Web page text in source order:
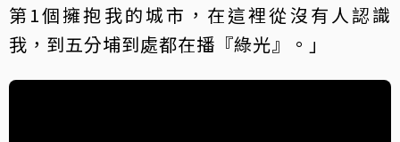
第1個擁抱我的城市，在這裡從沒有人認識
我，到五分埔到處都在播『綠光』。」